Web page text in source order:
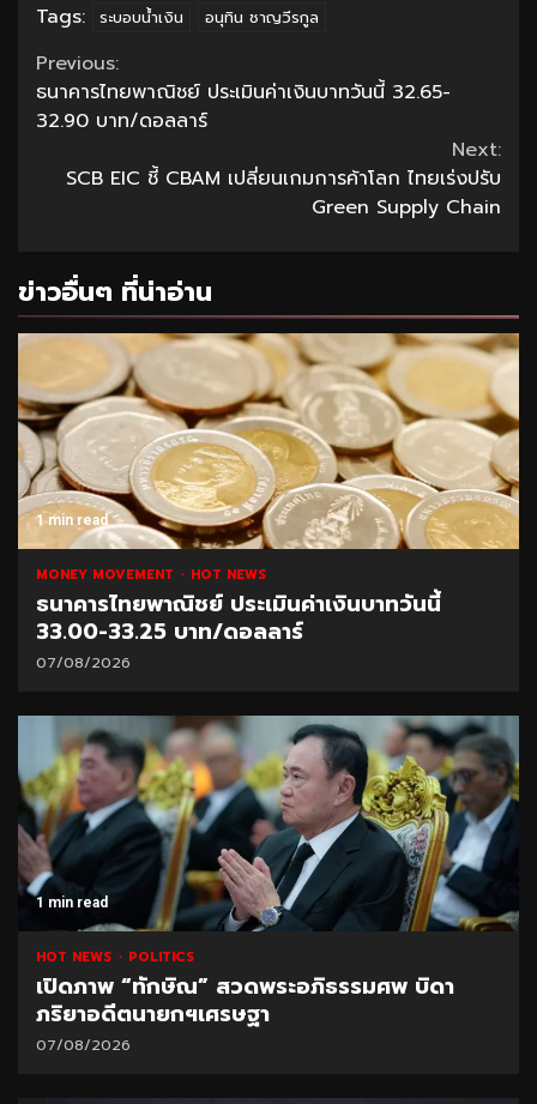
Tags: ระบอบน้ำเงิน อนุทิน ชาญวีรกูล
Continue
Reading
Previous:
ธนาคารไทยพาณิชย์ ประเมินค่าเงินบาทวันนี้ 32.65-
32.90 บาท/ดอลลาร์
Next:
SCB EIC ชี้ CBAM เปลี่ยนเกมการค้าโลก ไทยเร่งปรับ
Green Supply Chain
ข่าวอื่นๆ ที่น่าอ่าน
1 min read
MONEY MOVEMENT HOT NEWS
ธนาคารไทยพาณิชย์ ประเมินค่าเงินบาทวันนี้
33.00-33.25 บาท/ดอลลาร์
07/08/2026
1 min read
HOT NEWS POLITICS
เปิดภาพ “ทักษิณ” สวดพระอภิธรรมศพ บิดา
ภริยาอดีตนายกฯเศรษฐา
07/08/2026